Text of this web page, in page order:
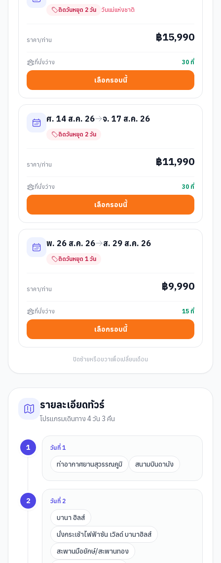
ติดวันหยุด 2 วัน วันแม่แห่งชาติ
ราคา/ท่าน ฿15,990
ที่นั่งว่าง 30 ที่
เลือกรอบนี้
ศ. 14 ส.ค. 26 จ. 17 ส.ค. 26
ติดวันหยุด 2 วัน
ราคา/ท่าน ฿11,990
ที่นั่งว่าง 30 ที่
เลือกรอบนี้
พ. 26 ส.ค. 26 ส. 29 ส.ค. 26
ติดวันหยุด 1 วัน
ราคา/ท่าน ฿9,990
ที่นั่งว่าง 15 ที่
เลือกรอบนี้
ปัดซ้ายหรือขวาเพื่อเปลี่ยนเดือน
รายละเอียดทัวร์
โปรแกรมเดินทาง 4 วัน 3 คืน
1 วันที่1
ท่าอากาศยานสุวรรณภูมิ สนามบินดานัง
2 วันที่ 2
บานา ฮิลส์
นั่งกระเช้าไฟฟ้าซัน เวิลด์ บานาฮิลส์
สะพานมือยักษ์/สะพานทอง